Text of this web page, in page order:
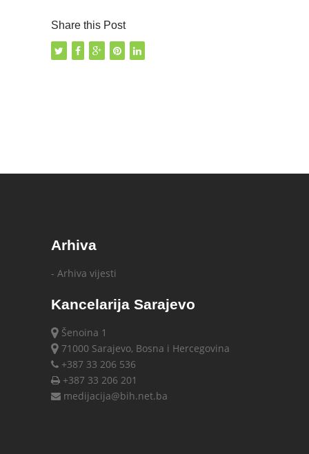
Share this Post
Arhiva
- Arhiva vijesti
Kancelarija Sarajevo
Šenoina 1
71000 Sarajevo, Bosna i Hercegovina
+387 33 206 536
+387 33 206 201
medijacija@bih.net.ba